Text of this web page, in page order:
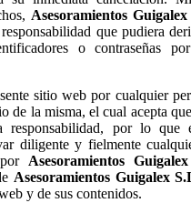
que pudiera
o contraseñas
sitio web por cualquier
de la misma, el cual acepta
responsabilidad, por lo que
diligente y fielmente
y de sus contenidos.